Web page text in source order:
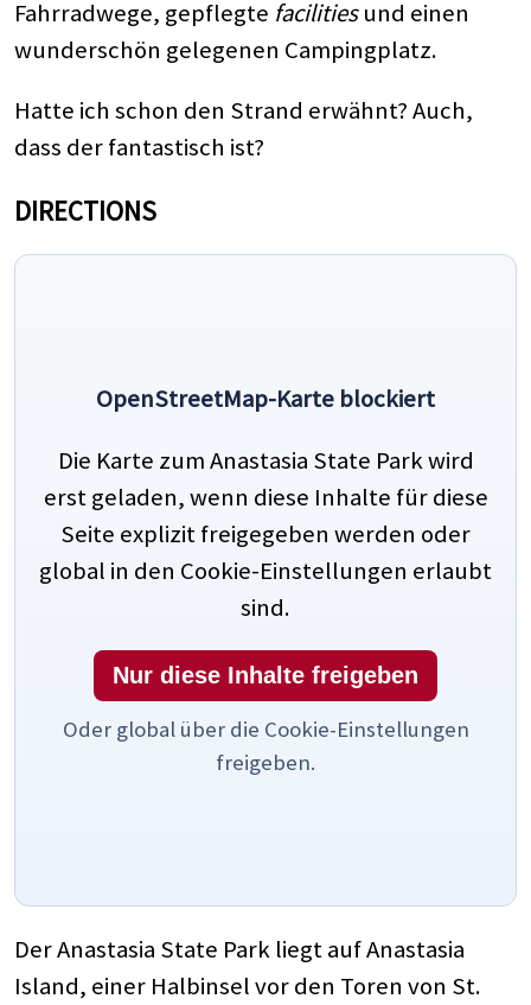
Fahrradwege, gepflegte facilitiesund einen
wunderschön gelegenen Campingplatz.
Hatte ich schon den Strand erwähnt? Auch,
dass der fantastisch ist?
DIRECTIONS
OpenStreetMap-Karte blockiert
Die Karte zum Anastasia State Park wird
erst geladen, wenn diese Inhalte für diese
Seite explizit freigegeben werden oder
global in den Cookie-Einstellungen erlaubt
sind.
Nur diese Inhalte freigeben
Oder global über die Cookie-Einstellungen
freigeben.
Der Anastasia State Park liegt auf Anastasia
Island, einer Halbinsel vor den Toren von St.